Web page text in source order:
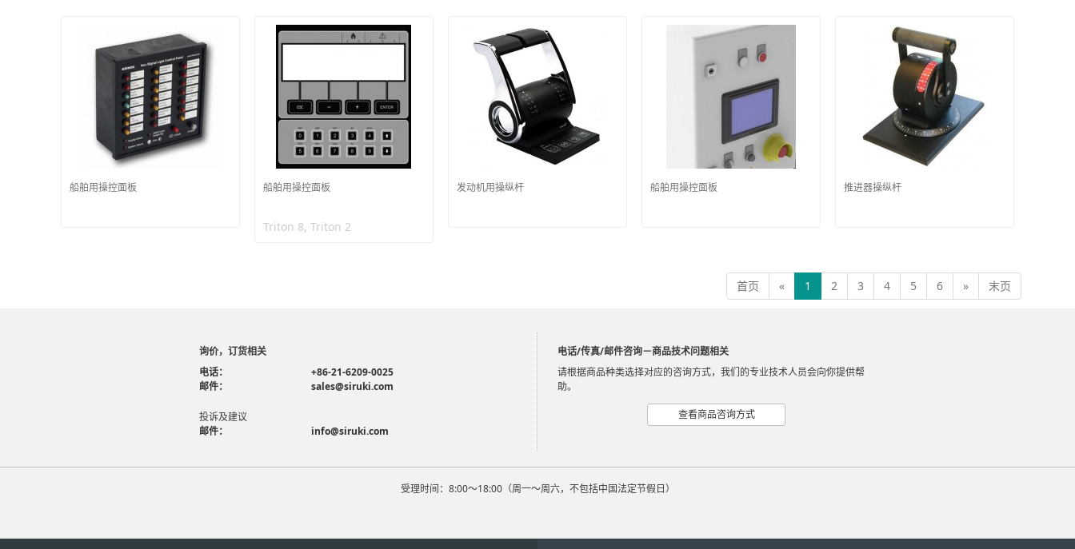
船舶用操控面板 船舶用操控面板
Triton 8, Triton 2
发动机用操纵杆 船舶用操控面板 推进器操纵杆
首页 « 1 2 3 4 5 6 » 末页
询价，订货相关
电话：
+86-21-6209-0025
邮件：
sales@siruki.com
投诉及建议
邮件：
info@siruki.com
电话/传真/邮件咨询－商品技术问题相关
请根据商品种类选择对应的咨询方式，我们的专业技术人员会向你提供帮
助。
查看商品咨询方式
受理时间：8:00～18:00（周一～周六，不包括中国法定节假日）